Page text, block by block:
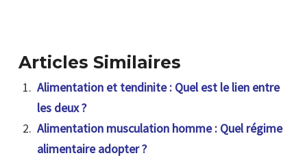
Articles Similaires
Alimentation et tendinite : Quel est le lien entre
les deux ?
Alimentation musculation homme : Quel régime
alimentaire adopter ?